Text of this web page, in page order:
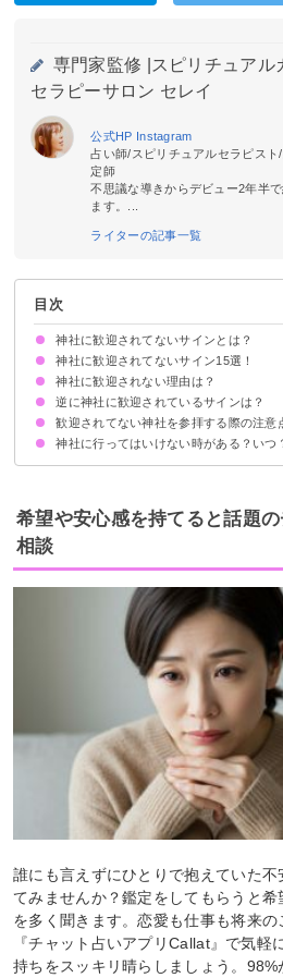
専門家監修 |
スピリチュアル
セラピーサロン セレイ
公式HP Instagram
占い師/スピリチュアルセラピス
定師
不思議な導きからデビュー2年半
ます。...
ライターの記事一覧
目次
神社に歓迎されてないサインとは？
神社に歓迎されてないサイン15選！
①参拝前に体調不良になる
②参拝前に雨が降る
③神社になかなか到着できない
④参拝者で混雑している
⑤急用や邪魔が入る
⑥参拝に必要なものを忘れて行く
⑦お参りがスムーズに進まない
⑧動物の亡骸を見る
⑨大事なものが壊れる
⑩閉門して入れない
⑪ほかの神社に行きたくなる
⑫ネガティブ思考が続いている
⑬行く前にケガをする
⑭行く気になれない
⑮縁起の悪い数字が目につく
神社に歓迎されない理由は？
神社との属性の相性が悪いから
神様への信仰心がないから
前世からのカルマ
運気の低迷期だから
負の感情が強いから
逆に神社に歓迎されているサインは？
①神社内で動物や虫を見る
②急に天候が変動する
③太鼓や笛の音が聞こえる
④心地よい風がふく
⑤急に人がいなくなる
歓迎されてない神社を参拝する際の注意
①ご祈願は避ける
②参拝を終えたら速やかに帰る
③参拝作法を守る
神社に行ってはいけない時がある？いつ
希望や安心感を持てると話題
相談
誰にも言えずにひとりで抱えていた
てみませんか？鑑定をしてもらうと
を多く聞きます。恋愛も仕事も将来の
『チャット占いアプリCallat』で気軽
持ちをスッキリ晴らしましょう。98%